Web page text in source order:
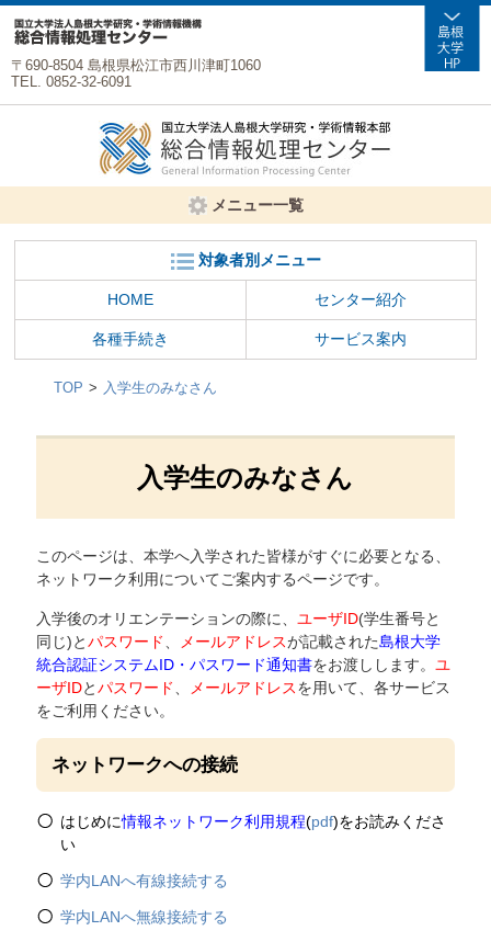
〒690-8504 島根県松江市西川津町1060
TEL. 0852-32-6091
メニュー一覧
対象者別メニュー
HOME センター紹介
各種手続き サービス案内
TOP 入学生のみなさん
入学生のみなさん
このページは、本学へ入学された皆様がすぐに必要となる、
ネットワーク利用についてご案内するページです。
入学後のオリエンテーションの際に、ユーザID(学生番号と
同じ)とパスワード メールアドレスが記載された島根大学
統合認証システムID・パスワード通知書をお渡しします。ユ
ーザIDとパスワード メールアドレスを用いて、各サービス
をご利用ください。
ネットワークへの接続
はじめに情報ネットワーク利用規程(pdf)をお読みくださ
い
学内LANへ有線接続する
学内LANへ無線接続する